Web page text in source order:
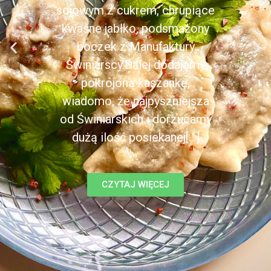
sojowym z cukrem, chrupiące
kwaśne jabłko, podsmażony
boczek z Manufaktury
Świniarscy.Dalej dodajemy
pokrojoną kaszankę,
wiadomo, że najpyszniejsza
od Świniarskich i dorzucamy
dużą ilość posiekanej[...]
CZYTAJ WIĘCEJ